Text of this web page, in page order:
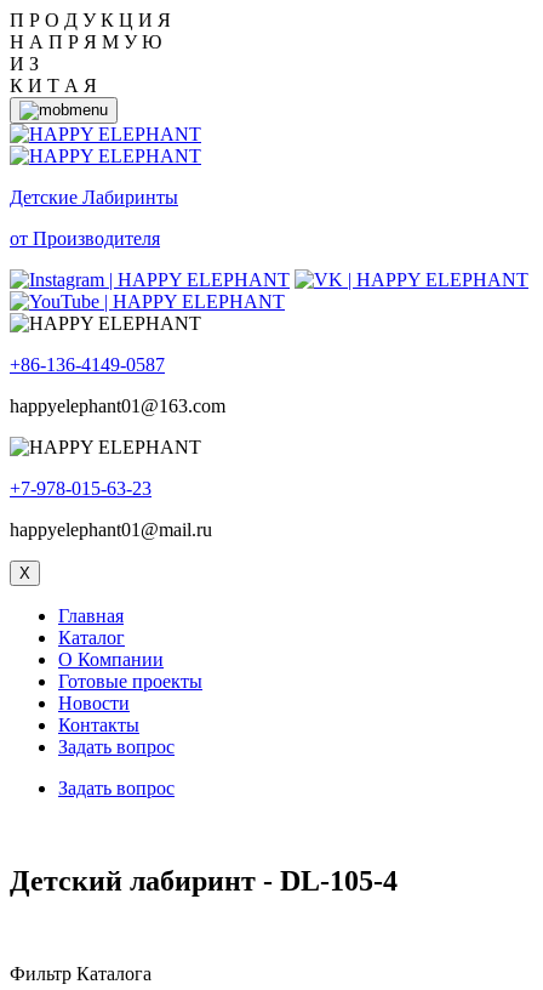
П Р О Д У К Ц И Я
Н А П Р Я М У Ю
И З
К И Т А Я
Детские Лабиринты
от Производителя
+86-136-4149-0587
happyelephant01@163.com
+7-978-015-63-23
happyelephant01@mail.ru
X
Главная
Каталог
О Компании
Готовые проекты
Новости
Контакты
Задать вопрос
Задать вопрос
Детский лабиринт - DL-105-4
Фильтр Каталога